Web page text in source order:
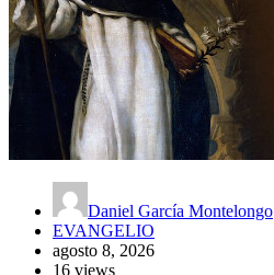
Daniel García Montelongo
EVANGELIO
agosto 8, 2026
16 views